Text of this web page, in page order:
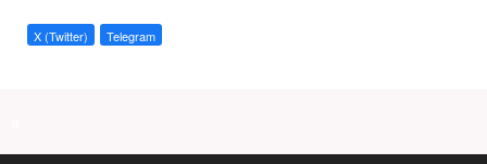
X (Twitter) Telegram